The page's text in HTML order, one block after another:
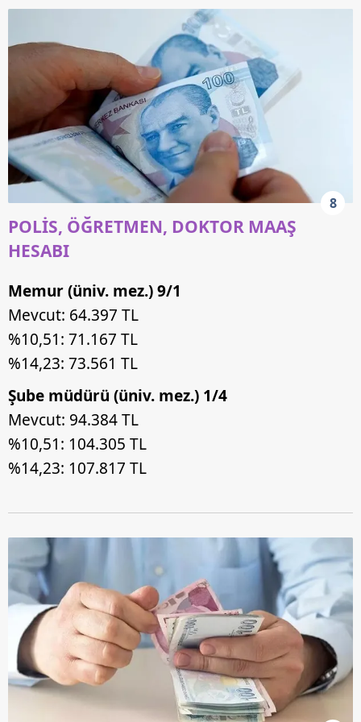
8
POLİS, ÖĞRETMEN, DOKTOR MAAŞ
HESABI
Memur (üniv. mez.) 9/1
Mevcut: 64.397 TL
%10,51: 71.167 TL
%14,23: 73.561 TL
Şube müdürü (üniv. mez.) 1/4
Mevcut: 94.384 TL
%10,51: 104.305 TL
%14,23: 107.817 TL